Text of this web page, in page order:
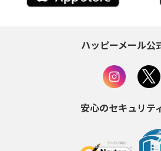
ハッピーメール公
安心のセキュリテ